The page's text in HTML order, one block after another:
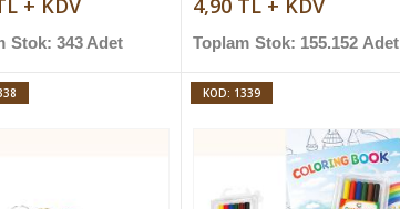
Stok: 343 Adet Toplam Stok: 155.152 Adet
KOD: 1339